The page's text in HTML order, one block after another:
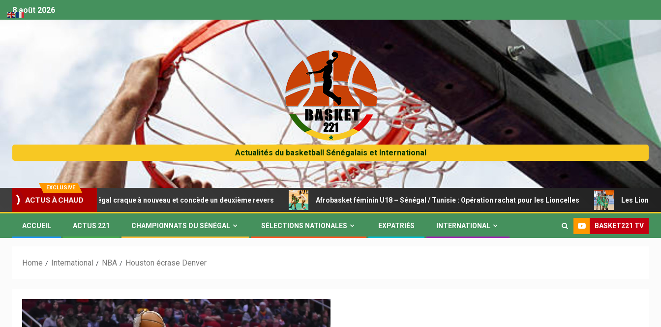
8 août 2026
Actualités du basketball Sénégalais et International
EXCLUSIVE
ACTUS À CHAUD
U18 (F) : Le Sénégal craque à nouveau et concède un deuxième revers Afrobasket féminin U18 – Sénégal / Tunisie : Opération rachat pour les Lioncelles Les Lionceaux
ACCUEIL ACTUS 221 CHAMPIONNATS DU SÉNÉGAL SÉLECTIONS NATIONALES EXPATRIÉS INTERNATIONAL BASKET221 TV
Home International NBA Houston écrase Denver